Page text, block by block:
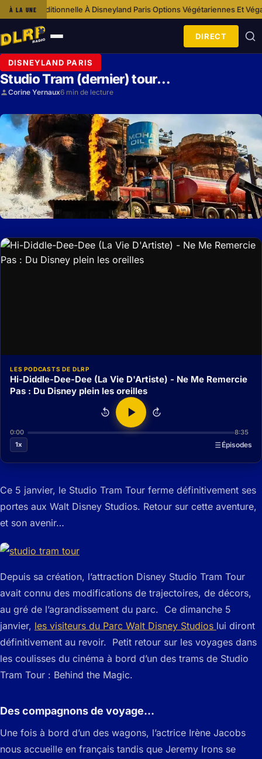
À LA UNEÀ Disneyland Paris·Options Végétariennes Et Véganes À
Ouvrir
le
menu
DIRECT
DISNEYLAND PARIS
Studio Tram (dernier) tour…
Corine Yernaux6 min de lecture
LES PODCASTS DE DLRP
Hi-Diddle-Dee-Dee (La Vie D'Artiste) - Ne Me Remercie
Pas : Du Disney plein les oreilles
15 15
0:00
8:35
1x
Épisodes
Ce 5 janvier, le Studio Tram Tour ferme définitivement ses
portes aux Walt Disney Studios. Retour sur cette aventure,
et son avenir…
Depuis sa création, l’attraction Disney Studio Tram Tour
avait connu des modifications de trajectoires, de décors,
au gré de l’agrandissement du parc. Ce dimanche 5
janvier, les visiteurs du Parc Walt Disney Studios lui diront
définitivement au revoir. Petit retour sur les voyages dans
les coulisses du cinéma à bord d’un des trams de Studio
Tram Tour : Behind the Magic.
Des compagnons de voyage…
Une fois à bord d’un des wagons, l’actrice Irène Jacobs
nous accueille en français tandis que Jeremy Irons se